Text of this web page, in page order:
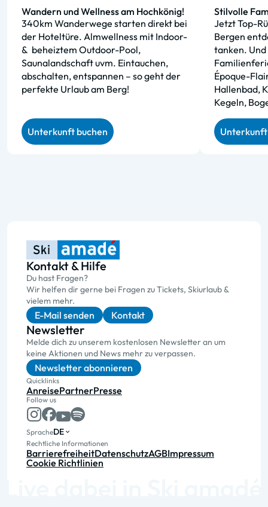
Wandern und Wellness am Hochkönig!
340km Wanderwege starten direkt bei
der Hoteltüre. Almwellness mit Indoor-
& beheiztem Outdoor-Pool,
Saunalandschaft uvm. Eintauchen,
abschalten, entspannen – so geht der
perfekte Urlaub am Berg!
Unterkunft buchen
Stilvolle
Jetzt Top-
Bergen
tanken.
Époque-
Hallenbad,
Kegeln,
Kontakt & Hilfe
Du hast Fragen?
Wir helfen dir gerne bei Fragen zu Tickets, Skiurlaub &
vielem mehr.
E-Mail senden Kontakt
Newsletter
Melde dich zu unserem kostenlosen Newsletter an um
keine Aktionen und News mehr zu verpassen.
Newsletter abonnieren
Quicklinks
AnreisePartnerPresse
Follow us
SpracheDE
Rechtliche Informationen
BarrierefreiheitDatenschutzAGBImpressum
Cookie Richtlinien